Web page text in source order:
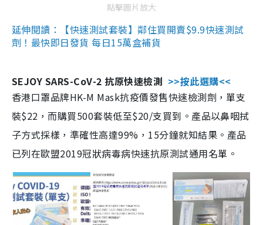
點擊圖片放大
延伸閱讀：【快速測試套裝】鄰住買開賣$9.9快速測試
劑！最快即日發貨 每日15萬盒補貨
SEJOY SARS-CoV-2 抗原快速檢測 >>按此選購<<
香港口罩品牌HK-M Mask抗疫價發售快速檢測劑，單支
裝$22，而購買500套裝低至$20/支買到。產品以鼻咽拭
子方式採樣，準確性高達99%，15分鐘就知結果。產品
已列在歐盟2019冠狀病毒病快速抗原測試通用名單。